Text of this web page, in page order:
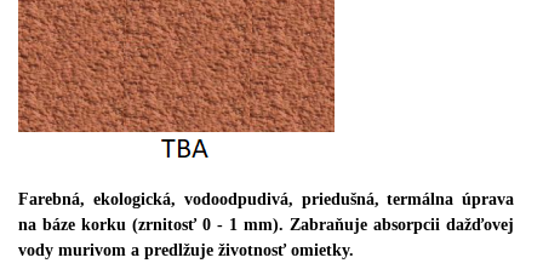
Farebná, ekologická, vodoodpudivá, priedušná, termálna úprava
na báze korku (zrnitosť 0 - 1 mm). Zabraňuje absorpcii dažďovej
vody murivom a predlžuje životnosť omietky.